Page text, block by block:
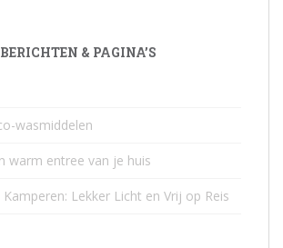
& PAGINA’S
wasmiddelen
warm entree van je huis
Lekker Licht en Vrij op Reis